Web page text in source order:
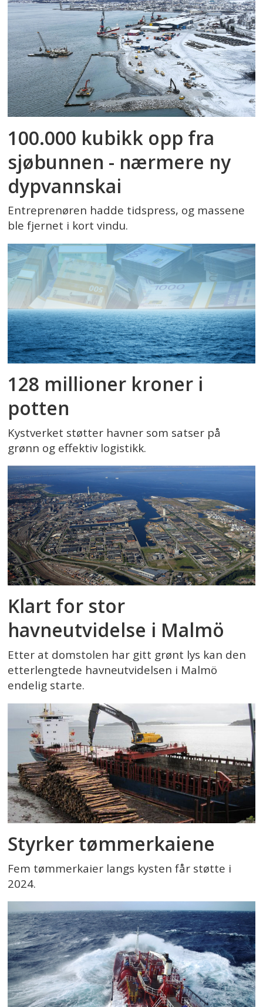
100.000 kubikk opp fra
sjøbunnen - nærmere ny
dypvannskai
Entreprenøren hadde tidspress, og massene
ble fjernet i kort vindu.
128 millioner kroner i
potten
Kystverket støtter havner som satser på
grønn og effektiv logistikk.
Klart for stor
havneutvidelse i Malmö
Etter at domstolen har gitt grønt lys kan den
etterlengtede havneutvidelsen i Malmö
endelig starte.
Styrker tømmerkaiene
Fem tømmerkaier langs kysten får støtte i
2024.